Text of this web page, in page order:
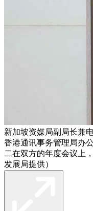
新加坡资媒局副局长兼
香港通讯事务管理局办
二在双方的年度会议上
发展局提供）